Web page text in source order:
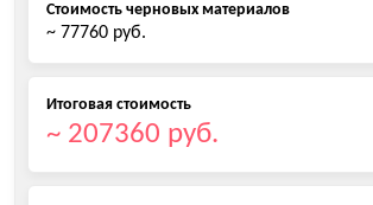
Стоимость черновых материалов
~ 77760 руб.
Итоговая стоимость
~ 207360 руб.